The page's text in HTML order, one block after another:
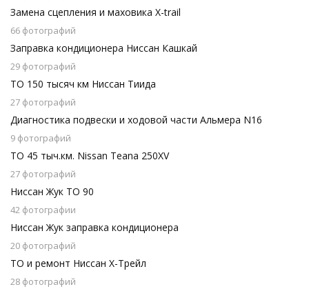
Замена сцепления и маховика X-trail
66 фотографий
Заправка кондиционера Ниссан Кашкай
29 фотографий
ТО 150 тысяч км Ниссан Тиида
27 фотографий
Диагностика подвески и ходовой части Альмера N16
9 фотографий
ТО 45 тыч.км. Nissan Teana 250XV
27 фотографий
Ниссан Жук ТО 90
42 фотографии
Ниссан Жук заправка кондиционера
20 фотографий
ТО и ремонт Ниссан Х-Трейл
28 фотографий